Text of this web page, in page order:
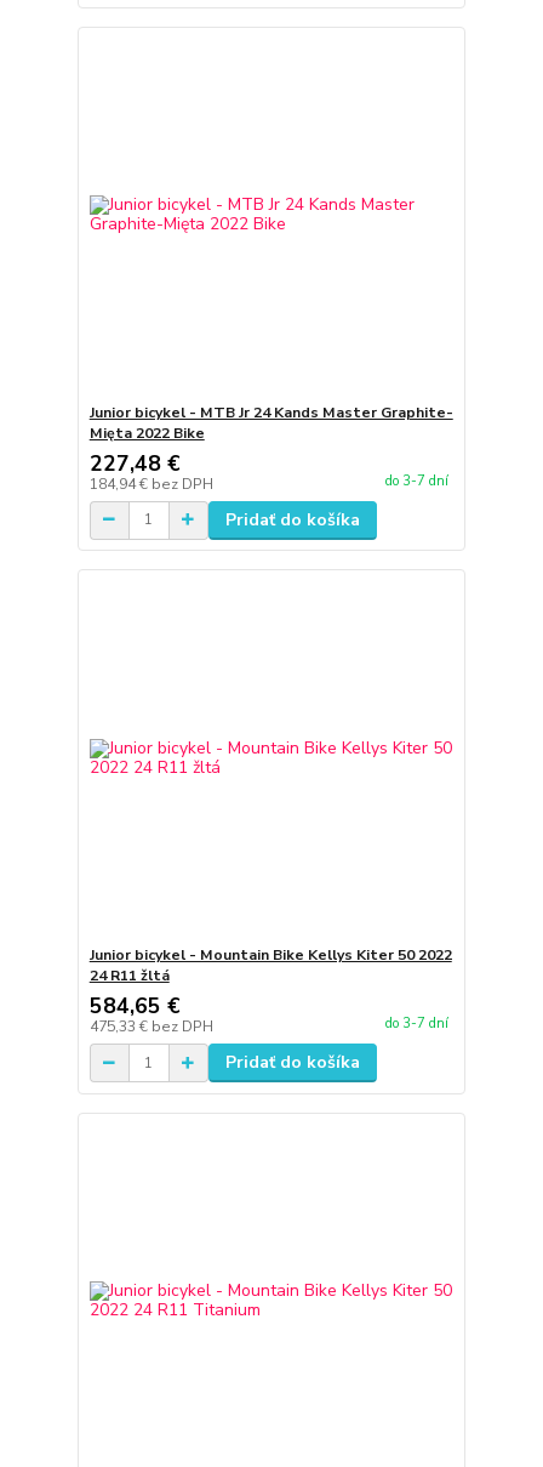
Junior bicykel - MTB Jr 24 Kands Master Graphite-
Mięta 2022 Bike
227,48 €
184,94 € bez DPH do 3-7 dní
Pridať do košíka
Junior bicykel - Mountain Bike Kellys Kiter 50 2022
24 R11 žltá
584,65 €
475,33 € bez DPH do 3-7 dní
Pridať do košíka